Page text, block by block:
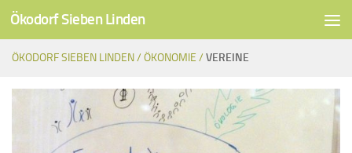
Unter dem Inhalt
Ökodorf Sieben Linden
ÖKODORF SIEBEN LINDEN /ÖKONOMIE /VEREINE